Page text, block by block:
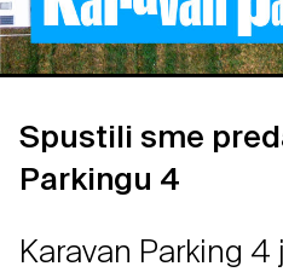
Spustili sme
Parkingu 4
Karavan Parking 4